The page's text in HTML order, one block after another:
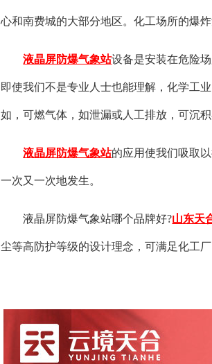
心和南费城的大部分地区。化工场所的爆
液晶屏防爆气象站设备是安装在危险
即使我们不是专业人士也能理解，化学工
如，可燃气体，如泄漏或人工排放，可沉
液晶屏防爆气象站的应用使我们吸取
一次又一次地发生。
液晶屏防爆气象站哪个品牌好?山东天
尘等高防护等级的设计理念，可满足化工